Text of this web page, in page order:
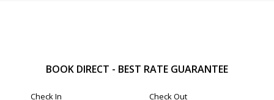
BOOK DIRECT - BEST RATE GUARANTEE